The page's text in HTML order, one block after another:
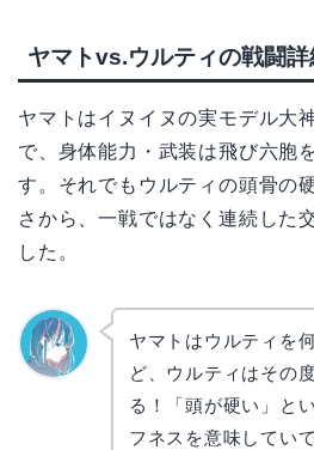
ヤマトvs.ウルティの戦闘詳
ヤマトはイヌイヌの実モデル大
で、身体能力・武装は飛び六胞
す。それでもウルティの頭骨の
さから、一戦ではなく連続した
した。
ヤマトはウルティを
ど、ウルティはその
る！「頭が硬い」と
フネスを意味してい